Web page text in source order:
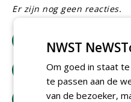
Er zijn nog geen reacties.
download artikel
bestel tijdschrift
tip de redactie
NWST
Om goed in staat
te passen aan de
van de bezoeker,